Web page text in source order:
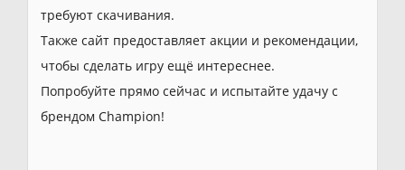
требуют скачивания.
Также сайт предоставляет акции и рекомендации,
чтобы сделать игру ещё интереснее.
Попробуйте прямо сейчас и испытайте удачу с
брендом Champion!